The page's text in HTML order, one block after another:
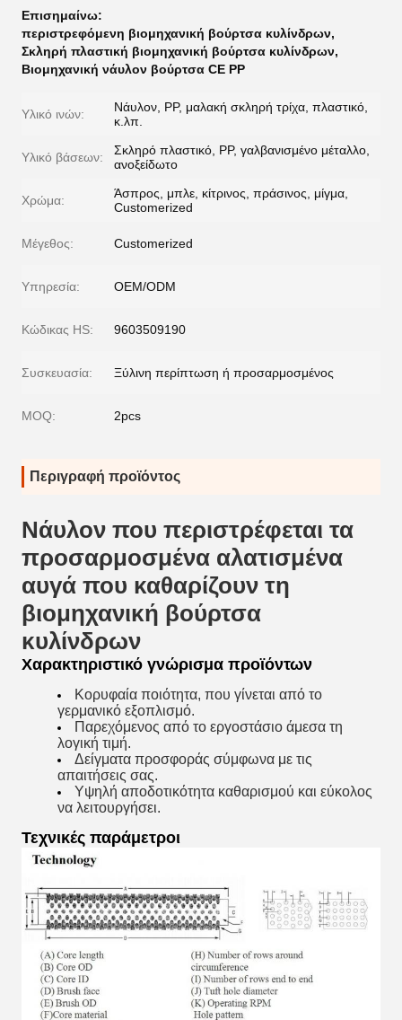
Επισημαίνω:
περιστρεφόμενη βιομηχανική βούρτσα κυλίνδρων,
Σκληρή πλαστική βιομηχανική βούρτσα κυλίνδρων,
Βιομηχανική νάυλον βούρτσα CE PP
Υλικό ινών:
Νάυλον, PP, μαλακή σκληρή τρίχα, πλαστικό,
κ.λπ.
Υλικό βάσεων:
Σκληρό πλαστικό, PP, γαλβανισμένο μέταλλο,
ανοξείδωτο
Χρώμα:
Άσπρος, μπλε, κίτρινος, πράσινος, μίγμα,
Customerized
Μέγεθος: Customerized
Υπηρεσία: OEM/ODM
Κώδικας HS: 9603509190
Συσκευασία: Ξύλινη περίπτωση ή προσαρμοσμένος
MOQ: 2pcs
Περιγραφή προϊόντος
Νάυλον που περιστρέφεται τα
προσαρμοσμένα αλατισμένα
αυγά που καθαρίζουν τη
βιομηχανική βούρτσα
κυλίνδρων
Χαρακτηριστικό γνώρισμα προϊόντων
Κορυφαία ποιότητα, που γίνεται από το
γερμανικό εξοπλισμό.
Παρεχόμενος από το εργοστάσιο άμεσα τη
λογική τιμή.
Δείγματα προσφοράς σύμφωνα με τις
απαιτήσεις σας.
Υψηλή αποδοτικότητα καθαρισμού και εύκολος
να λειτουργήσει.
Τεχνικές παράμετροι